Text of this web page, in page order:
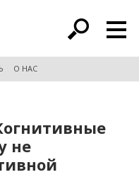
поиск
О НАС
не